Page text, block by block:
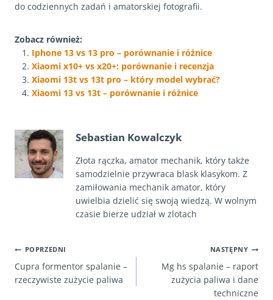
do codziennych zadań i amatorskiej fotografii.
Zobacz również:
Iphone 13 vs 13 pro – porównanie i różnice
Xiaomi x10+ vs x20+: porównanie i recenzja
Xiaomi 13t vs 13t pro – który model wybrać?
Xiaomi 13 vs 13t – porównanie i różnice
Sebastian Kowalczyk
Złota rączka, amator mechanik, który także
samodzielnie przywraca blask klasykom. Z
zamiłowania mechanik amator, który
uwielbia dzielić się swoją wiedzą. W wolnym
czasie bierze udział w zlotach
NAWIGACJA
WPISU
POPRZEDNI
Cupra formentor spalanie –
rzeczywiste zużycie paliwa
NASTĘPNY
Mg hs spalanie – raport
zużycia paliwa i dane
techniczne